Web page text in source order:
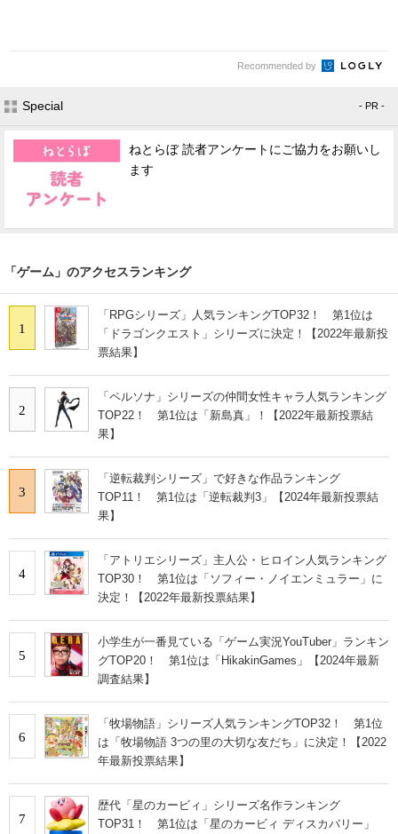
Recommended by
Special - PR -
ねとらぼ 読者アンケートにご協力をお願いし
ます
「ゲーム」のアクセスランキング
1
「RPGシリーズ」人気ランキングTOP32！ 第1位は
「ドラゴンクエスト」シリーズに決定！【2022年最新投
票結果】
2
「ペルソナ」シリーズの仲間女性キャラ人気ランキング
TOP22！ 第1位は「新島真」！【2022年最新投票結
果】
3
「逆転裁判シリーズ」で好きな作品ランキング
TOP11！ 第1位は「逆転裁判3」【2024年最新投票結
果】
4
「アトリエシリーズ」主人公・ヒロイン人気ランキング
TOP30！ 第1位は「ソフィー・ノイエンミュラー」に
決定！【2022年最新投票結果】
5
小学生が一番見ている「ゲーム実況YouTuber」ランキン
グTOP20！ 第1位は「HikakinGames」【2024年最新
調査結果】
6
「牧場物語」シリーズ人気ランキングTOP32！ 第1位
は「牧場物語 3つの里の大切な友だち」に決定！【2022
年最新投票結果】
7
歴代「星のカービィ」シリーズ名作ランキング
TOP31！ 第1位は「星のカービィ ディスカバリー」